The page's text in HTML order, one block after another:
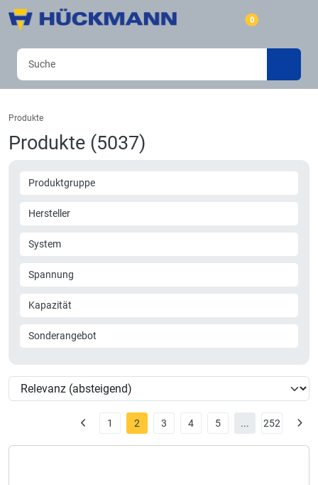
0
Produkte
Produkte (5037)
Produktgruppe
Hersteller
System
Spannung
Kapazität
Sonderangebot
1 2 3 4 5 ... 252